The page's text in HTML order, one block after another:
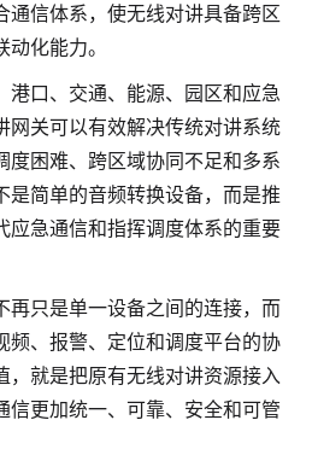
通信体系，使无线对讲具备跨区
化能力。
港口、交通、能源、园区和应急
网关可以有效解决传统对讲系统
度困难、跨区域协同不足和多系
是简单的音频转换设备，而是推
应急通信和指挥调度体系的重要
再只是单一设备之间的连接，而
频、报警、定位和调度平台的协
，就是把原有无线对讲资源接入
信更加统一、可靠、安全和可管